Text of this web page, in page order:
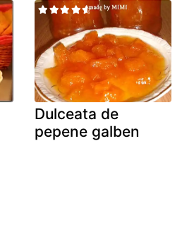
Dulceata de
pepene galben